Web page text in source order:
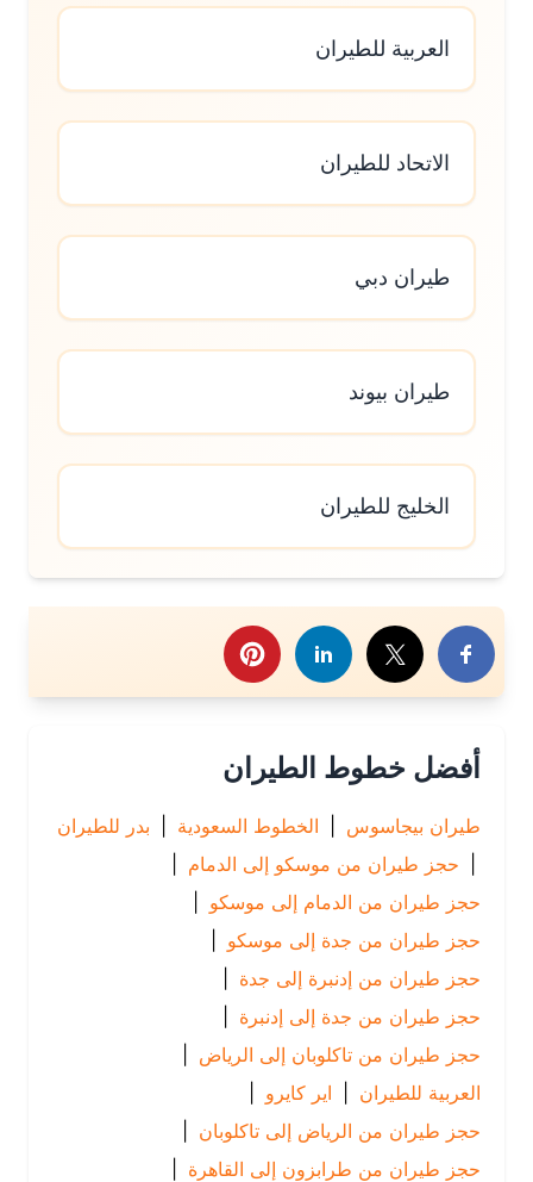
العربية للطيران
الاتحاد للطيران
طيران دبي
طيران بيوند
الخليج للطيران
هذا الموضوع
أفضل خطوط الطيران
طيران بيجاسوس | الخطوط السعودية | بدر للطيران
حجز طيران من موسكو إلى الدمام
|
حجز طيران من الدمام إلى موسكو |
حجز طيران من جدة إلى موسكو |
حجز طيران من إدنبرة إلى جدة
حجز طيران من جدة إلى إدنبرة |
حجز طيران من تاكلوبان إلى الرياض
|
العربية للطيران | اير كايرو
|
حجز طيران من الرياض إلى تاكلوبان |
حجز طيران من طرابزون إلى القاهرة |